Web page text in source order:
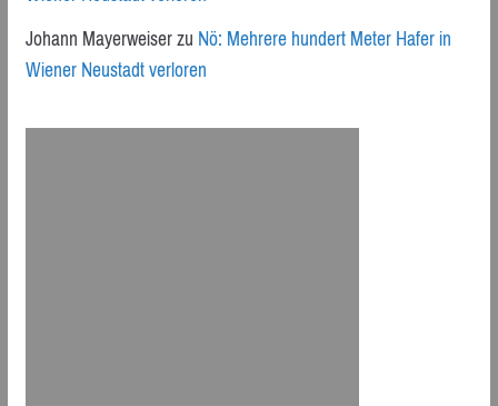
Johann MayerweiserzuNö: Mehrere hundert Meter Hafer in
Wiener Neustadt verloren